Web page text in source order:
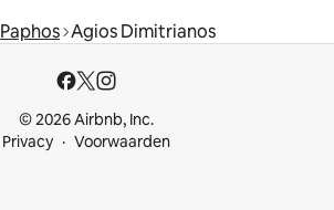
Paphos Agios Dimitrianos
© 2026 Airbnb, Inc.
Privacy
Voorwaarden